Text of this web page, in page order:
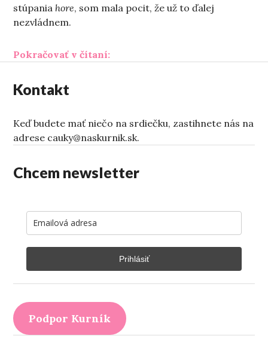
stúpaniahore, som mala pocit, že už to ďalej
nezvládnem.
Pokračovať v čítaní:„Schrödingerov život“
Kontakt
Keď budete mať niečo na srdiečku, zastihnete nás na
adrese cauky@naskurnik.sk.
Chcem newsletter
Prihlásiť
Podpor Kurník